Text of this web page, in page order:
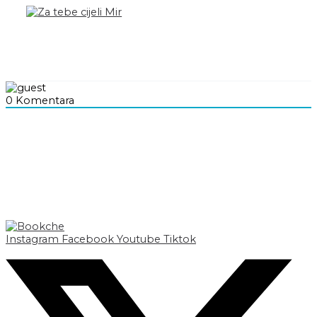
0 Komentara
Instagram Facebook Youtube Tiktok